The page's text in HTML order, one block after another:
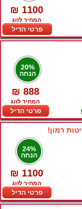
₪ 1100
המחיר לזוג
פרטי הדיל
20%
הנחה
₪ 888
המחיר לזוג
פרטי הדיל
רמון!
24%
הנחה
₪ 1100
המחיר לזוג
פרטי הדיל